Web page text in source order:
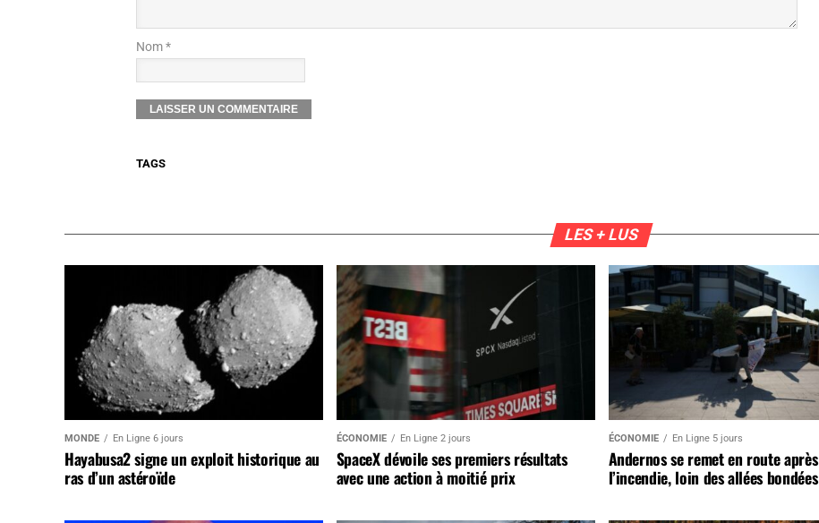
Nom *
TAGS
LES + LUS
MONDE En Ligne 6 jours
Hayabusa2 signe un exploit historique au
ras d’un astéroïde
ÉCONOMIE En Ligne 2 jours
SpaceX dévoile ses premiers résultats
avec une action à moitié prix
ÉCONOMIE En Ligne 5 jours
Andernos se remet en route après
l’incendie, loin des allées bondées